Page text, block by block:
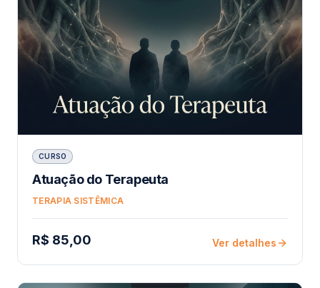
CURSO
Atuação do Terapeuta
TERAPIA SISTÊMICA
R$ 85,00 Ver detalhes